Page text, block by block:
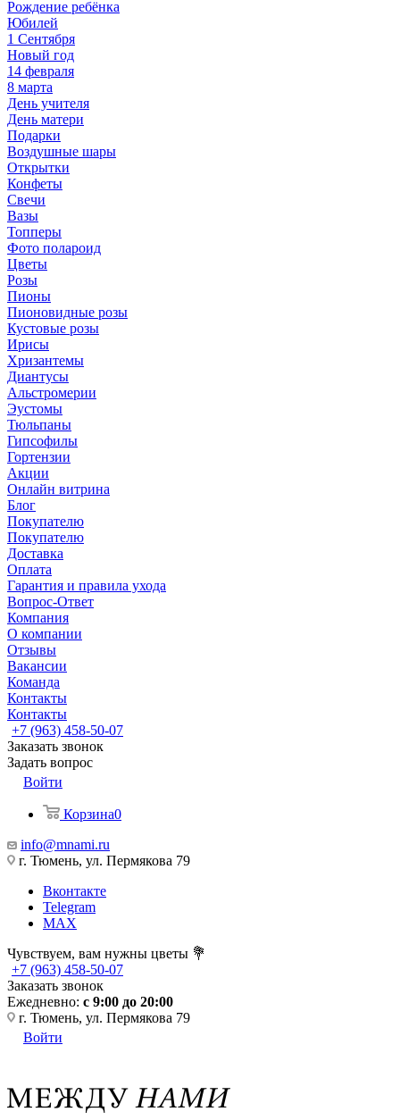
Рождение ребёнка
Юбилей
1 Сентября
Новый год
14 февраля
8 марта
День учителя
День матери
Подарки
Воздушные шары
Открытки
Конфеты
Свечи
Вазы
Топперы
Фото полароид
Цветы
Розы
Пионы
Пионовидные розы
Кустовые розы
Ирисы
Хризантемы
Диантусы
Альстромерии
Эустомы
Тюльпаны
Гипсофилы
Гортензии
Акции
Онлайн витрина
Блог
Покупателю
Покупателю
Доставка
Оплата
Гарантия и правила ухода
Вопрос-Ответ
Компания
О компании
Отзывы
Вакансии
Команда
Контакты
Контакты
+7 (963) 458-50-07
Заказать звонок
Задать вопрос
Войти
Корзина0
info@mnami.ru
г. Тюмень, ул. Пермякова 79
Вконтакте
Telegram
MAX
Чувствуем, вам нужны цветы 💐
+7 (963) 458-50-07
Заказать звонок
Ежедневно: с 9:00 до 20:00
г. Тюмень, ул. Пермякова 79
Войти